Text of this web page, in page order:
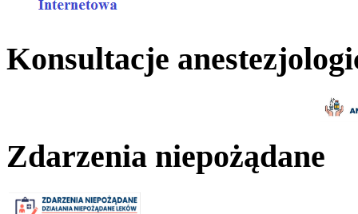
Konsultacje
Zdarzenia niepożądane